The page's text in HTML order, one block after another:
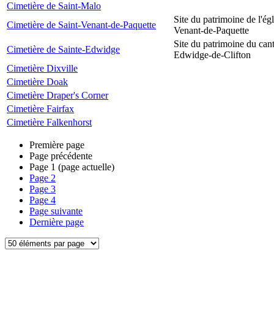
Cimetière de Saint-Malo
Cimetière de Saint-Venant-de-Paquette
Site du patrimoine de
Venant-de-Paquette
Cimetière de Sainte-Edwidge
Site du patrimoine du
Edwidge-de-Clifton
Cimetière Dixville
Cimetière Doak
Cimetière Draper's Corner
Cimetière Fairfax
Cimetière Falkenhorst
Première page
Page précédente
Page 1 (page actuelle)
Page 2
Page 3
Page 4
Page suivante
Dernière page